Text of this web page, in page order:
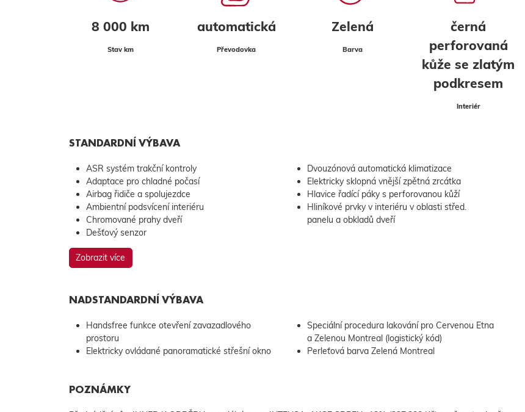
8 000 km
Stav km
automatická
Převodovka
Zelená
Barva
černá
perforovaná
kůže se zlatým
podkresem
Interiér
STANDARDNÍ VÝBAVA
ASR systém trakční kontroly
Adaptace pro chladné počasí
Airbag řidiče a spolujezdce
Ambientní podsvícení interiéru
Chromované prahy dveří
Dešťový senzor
Dvouzónová automatická klimatizace
Elektricky sklopná vnější zpětná zrcátka
Hlavice řadící páky s perforovanou kůží
Hliníkové prvky v interiéru v oblasti střed.
panelu a obkladů dveří
Zobrazit více
NADSTANDARDNÍ VÝBAVA
Handsfree funkce otevření zavazadlového
prostoru
Elektricky ovládané panoramatické střešní okno
Speciální procedura lakování pro Cervenou Etna
a Zelenou Montreal (logistický kód)
Perleťová barva Zelená Montreal
POZNÁMKY